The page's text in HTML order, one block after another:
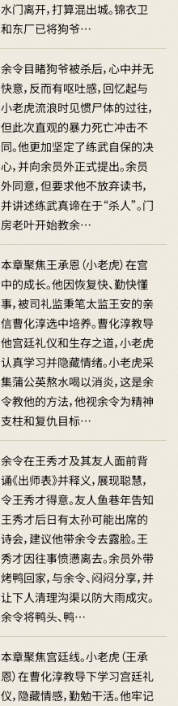
水门离开，打算混出城。锦衣卫
和东厂已将狗爷…
余令目睹狗爷被杀后，心中并无
快意，反而有呕吐感，回忆起与
小老虎流浪时见惯尸体的过往，
但此次直观的暴力死亡冲击不
同。他更加坚定了练武自保的决
心，并向余员外正式提出。余员
外同意，但要求他不放弃读书，
并讲述练武真谛在于“杀人”。门
房老叶开始教余…
本章聚焦王承恩（小老虎）在宫
中的成长。他因恢复快、勤快懂
事，被司礼监秉笔太监王安的亲
信曹化淳选中培养。曹化淳教导
他宫廷礼仪和生存之道，小老虎
认真学习并隐藏情绪。小老虎采
集蒲公英熬水喝以消炎，这是余
令教他的方法，他视余令为精神
支柱和复仇目标…
余令在王秀才及其友人面前背
诵《出师表》并释义，展现聪慧，
令王秀才得意。友人鱼巷年告知
王秀才后日有太孙可能出席的
诗会，建议他带余令去露脸。王
秀才因往事愤懑离去。余员外带
烤鸭回家，与余令、闷闷分享，并
让下人清理沟渠以防大雨成灾。
余令将鸭头、鸭…
本章聚焦宫廷线。小老虎（王承
恩）在曹化淳教导下学习宫廷礼
仪，隐藏情感，勤勉干活。他牢记